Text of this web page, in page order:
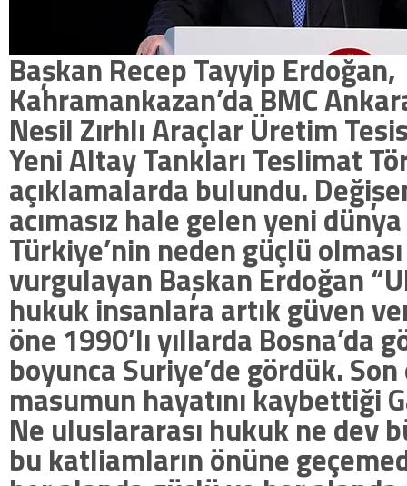
Başkan Recep Tayyip Erdoğan,
Kahramankazan’da BMC
Nesil Zırhlı Araçlar Üretim
Yeni Altay Tankları Teslimat
açıklamalarda bulundu.
acımasız hale gelen yeni
Türkiye’nin neden güçlü
vurgulayan Başkan Erdoğan
hukuk insanlara artık güven
öne 1990’lı yıllarda Bosna’da
boyunca Suriye’de gördük.
masumun hayatını kaybettiği
Ne uluslararası hukuk ne dev
bu katliamların önüne